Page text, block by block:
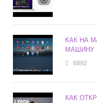
КАК НА
МАШИНУ
6892
КАК